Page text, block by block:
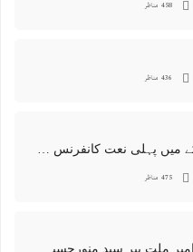
458 مناظر
436 مناظر
475 مناظر
سجادہ نشین امیر ملت پیر سید منورحسین شاہ جماعتی کی خصوصی تصاویر